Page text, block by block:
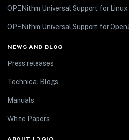
OPENithm Universal Support for Linux
OPENithm Universal Support for
NEWS AND BLOG
Press releases
Technical Blogs
Manuals
White Papers